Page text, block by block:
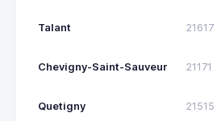
Talant 21617
Chevigny-Saint-Sauveur 21171
Quetigny 21515